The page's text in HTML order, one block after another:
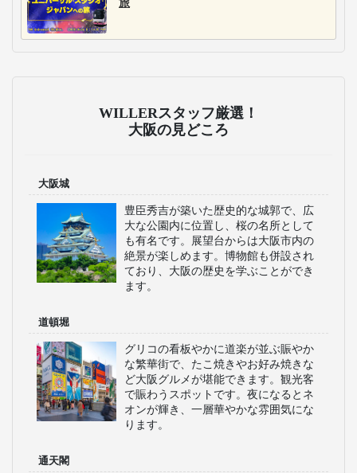
WILLER/STAR EXPRESSの割引
「大阪～米子・松江・出雲」は500円割引
大人基本運賃より100円割引
(小学生まで)
障がい者割引運賃 大人基本運賃より5割引
おすすめのテーマパーク特集
旅